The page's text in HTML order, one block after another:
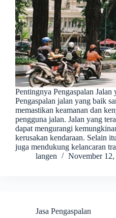
Pentingnya Pengaspalan Jalan
Pengaspalan jalan yang baik
memastikan keamanan dan
pengguna jalan. Jalan yang
dapat mengurangi
kerusakan kendaraan. Selain
juga mendukung kelancaran
langen
November
Jasa Pengaspalan